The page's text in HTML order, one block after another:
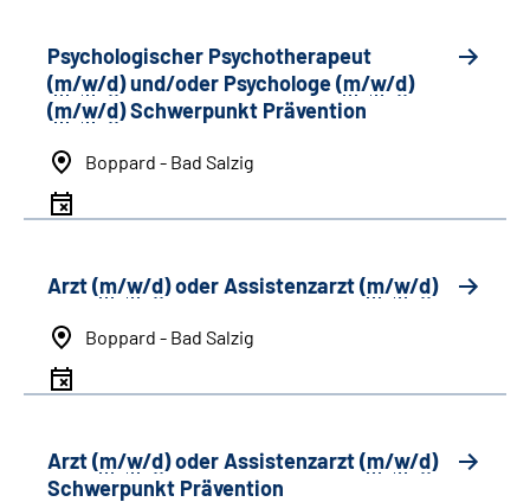
Psychologischer Psychotherapeut
(m/w/d) und/oder Psychologe (m/w/d)
(m/w/d) Schwerpunkt Prävention
Boppard - Bad Salzig
Arzt (m/w/d) oder Assistenzarzt (m/w/d)
Boppard - Bad Salzig
Arzt (m/w/d) oder Assistenzarzt (m/w/d)
Schwerpunkt Prävention